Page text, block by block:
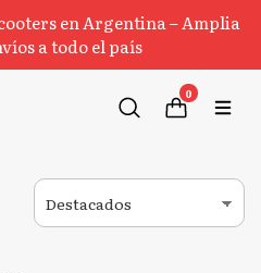
en Argentina – Amplia
a todo el país
0